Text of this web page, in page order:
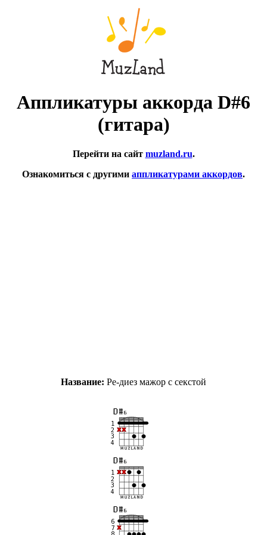
Аппликатуры аккорда D#6
(гитара)
Перейти на сайт muzland.ru.
Ознакомиться с другими аппликатурами аккордов.
Название: Ре-диез мажор с секстой